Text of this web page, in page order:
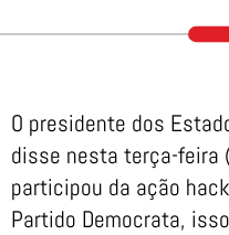
O presidente dos
disse nesta terça-feira
participou da ação
Partido Democrata,